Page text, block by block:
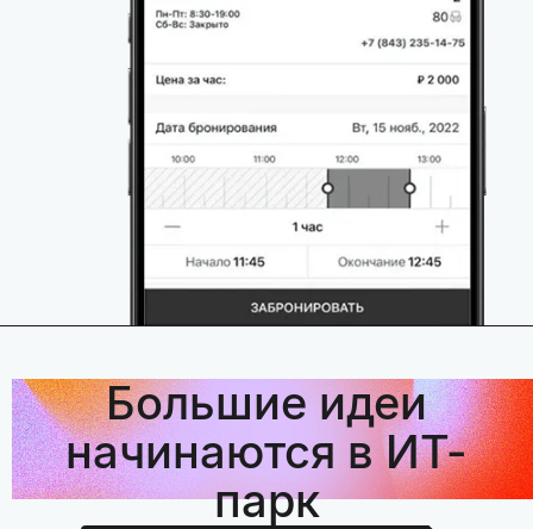
Большие идеи
начинаются в ИТ-
парк